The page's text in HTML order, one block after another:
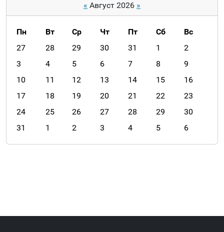
« Август 2026 »
m
n
h
8
Пн Вт Ср Чт Пт Сб
Вс
27
28 29 30 31 1
2
3
4 5 6 7 8
9
10
11 12 13 14 15
16
17
18 19 20 21 22
23
24
25 26 27 28 29
30
31
1 2 3 4 5 6